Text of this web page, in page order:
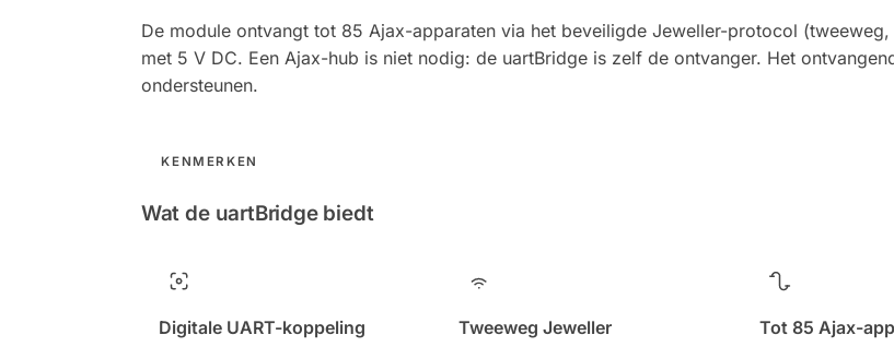
De module ontvangt tot 85 Ajax-apparaten via het beveiligde Jeweller-protocol
met 5 V DC. Een Ajax-hub is niet nodig: de uartBridge is zelf de ontvanger. Het
ondersteunen.
KENMERKEN
Wat de uartBridge biedt
Digitale UART-koppeling Tweeweg Jeweller Tot 85 Ajax-